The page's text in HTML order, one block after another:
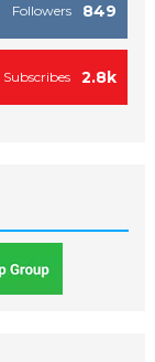
849
Followers
2.8k
Subscribes